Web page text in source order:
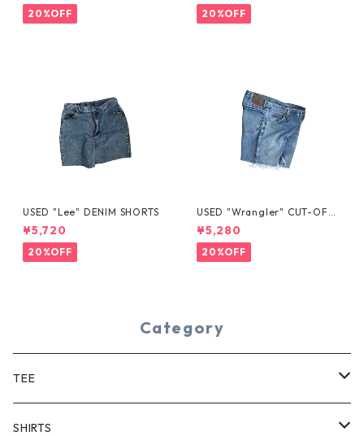
20%OFF 20%OFF
USED "Lee" DENIM SHORTS
¥5,720
20%OFF
USED "Wrangler" CUT-OFF
DENIM SHORTS
¥5,280
20%OFF
Category
TEE
SHORT SLEEVE
SHIRTS